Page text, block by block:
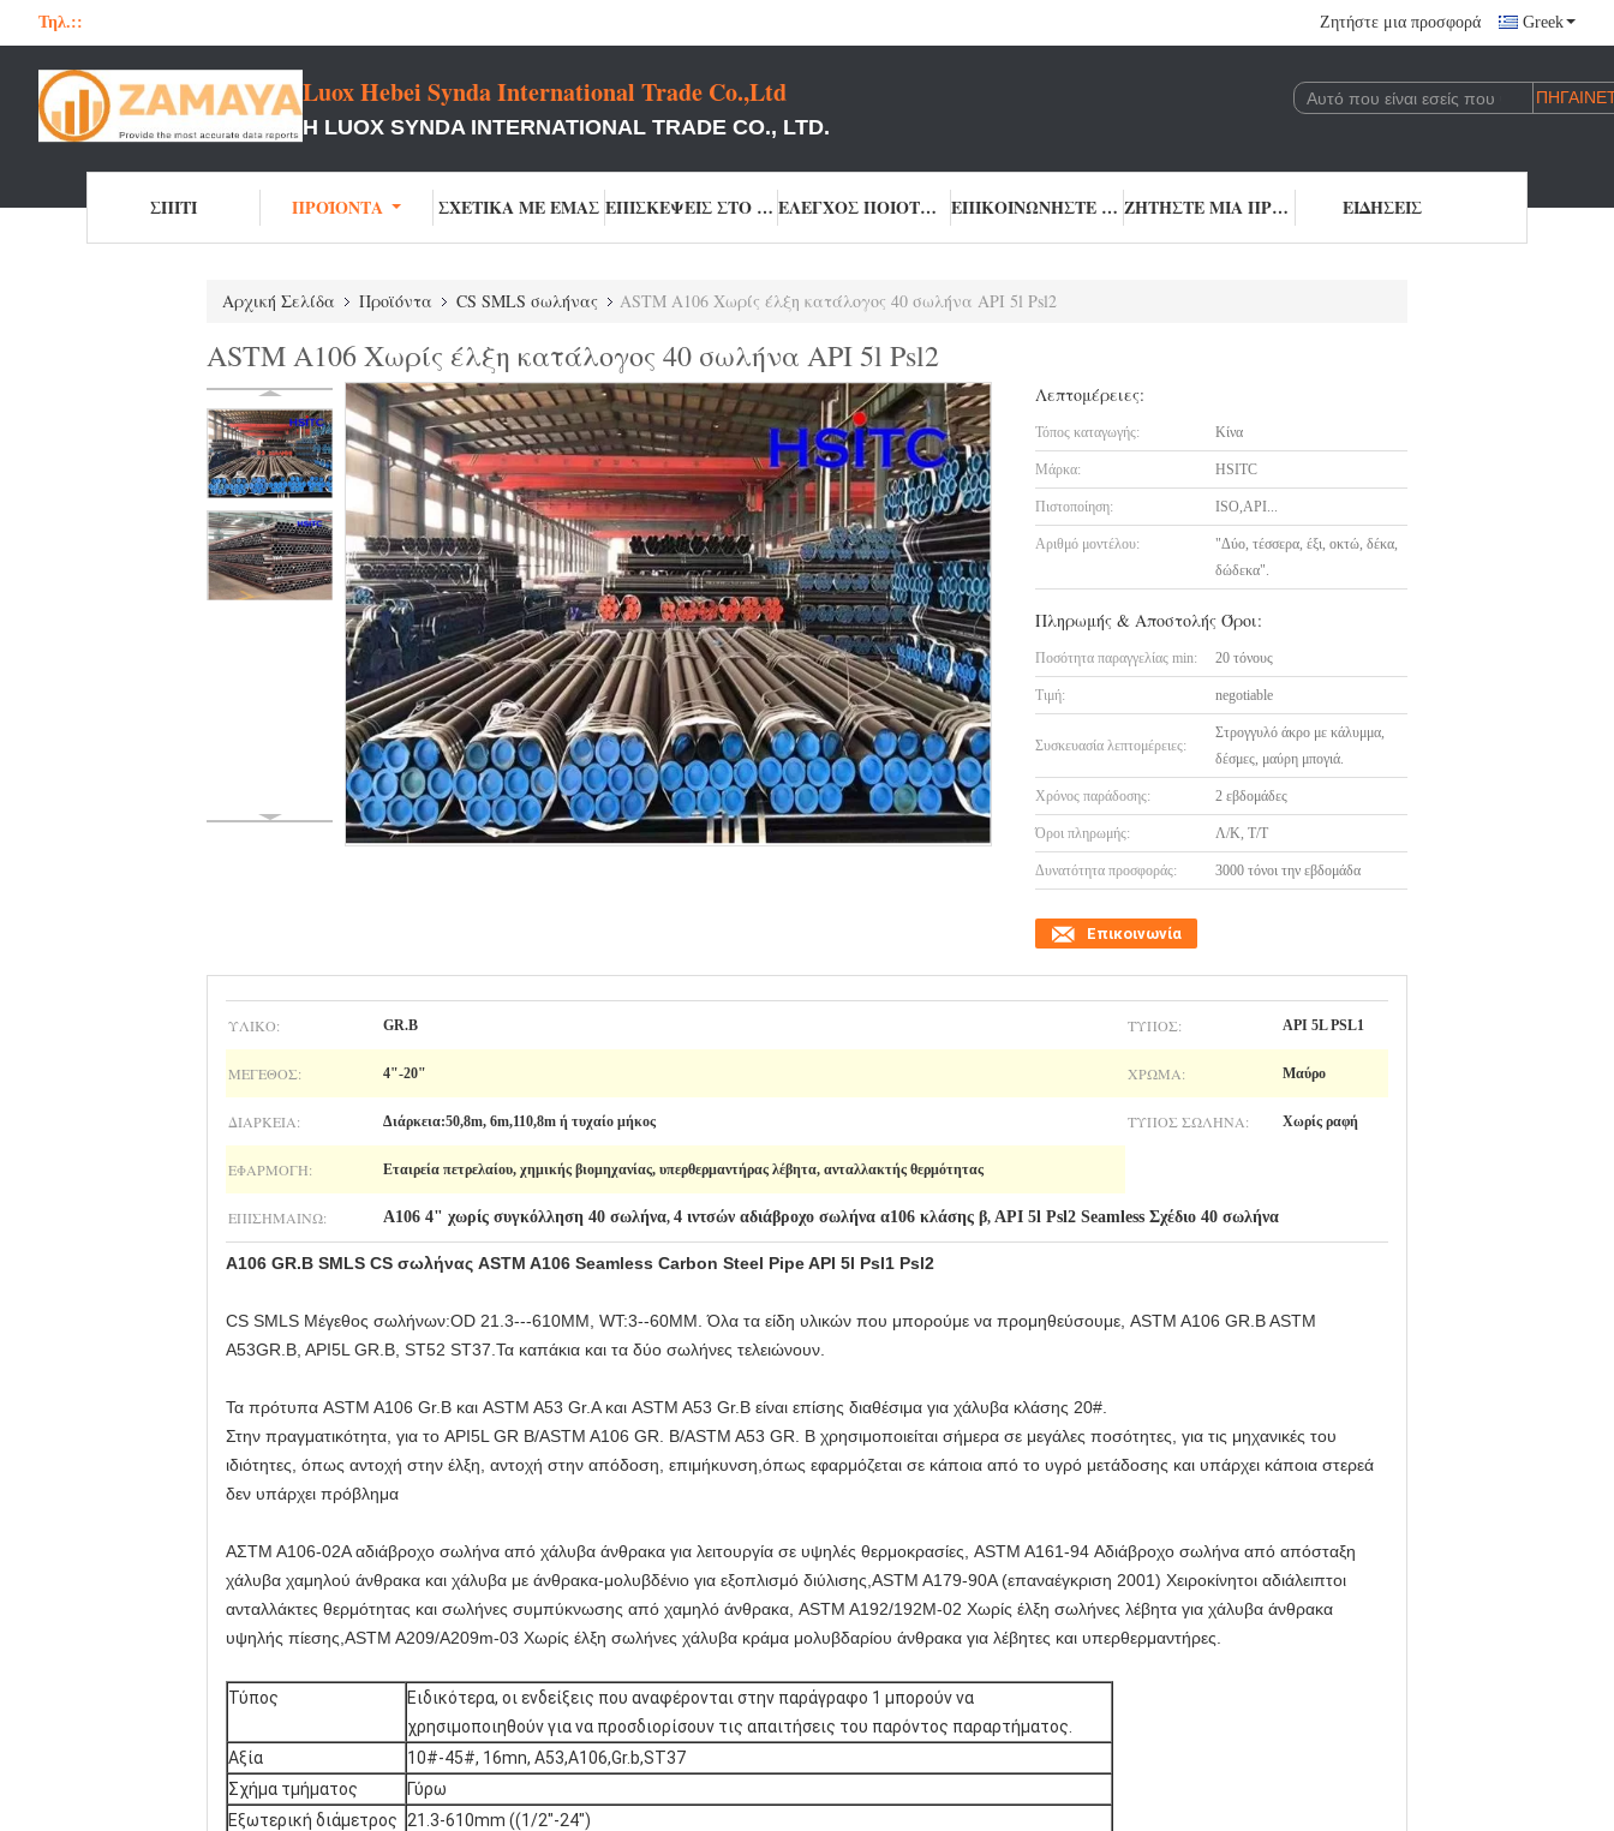
Τηλ.:: Ζητήστε μια προσφορά Greek
Luox Hebei Synda International Trade Co.,Ltd
Η LUOX SYNDA INTERNATIONAL TRADE CO., LTD.
ΣΠΊΤΙ ΠΡΟΪΌΝΤΑ ΣΧΕΤΙΚΆ ΜΕ ΕΜΆΣ ΕΠΙΣΚΈΨΕΙΣ ΣΤΟ ΕΡΓΟΣΤΆΣΙΟ ΈΛΕΓΧΟΣ ΠΟΙΌΤΗΤΑΣ ΕΠΙΚΟΙΝΩΝΉΣΤΕ ΜΑΖΊ ΜΑΣ ΖΗΤΉΣΤΕ ΜΙΑ ΠΡΟΣΦΟΡΆ ΕΙΔΉΣΕΙΣ
Αρχική Σελίδα Προϊόντα CS SMLS σωλήνας ASTM A106 Χωρίς έλξη κατάλογος 40 σωλήνα API 5l Psl2
ASTM A106 Χωρίς έλξη κατάλογος 40 σωλήνα API 5l Psl2
Λεπτομέρειες:
Τόπος καταγωγής: Κίνα
Μάρκα: HSITC
Πιστοποίηση: ISO,API...
Αριθμό μοντέλου:
"Δύο, τέσσερα, έξι, οκτώ, δέκα,
δώδεκα".
Πληρωμής & Αποστολής Όροι:
Ποσότητα παραγγελίας min: 20 τόνους
Τιμή: negotiable
Συσκευασία λεπτομέρειες:
Στρογγυλό άκρο με κάλυμμα,
δέσμες, μαύρη μπογιά.
Χρόνος παράδοσης: 2 εβδομάδες
Όροι πληρωμής: Λ/Κ, Τ/Τ
Δυνατότητα προσφοράς: 3000 τόνοι την εβδομάδα
Επικοινωνία
ΥΛΙΚΌ: GR.B ΤΎΠΟΣ: API 5L PSL1
ΜΈΓΕΘΟΣ: 4"-20" ΧΡΏΜΑ: Μαύρο
ΔΙΆΡΚΕΙΑ: Διάρκεια:50,8m, 6m,110,8m ή τυχαίο μήκος ΤΎΠΟΣ ΣΩΛΉΝΑ: Χωρίς ραφή
ΕΦΑΡΜΟΓΉ: Εταιρεία πετρελαίου, χημικής βιομηχανίας, υπερθερμαντήρας λέβητα, ανταλλακτής θερμότητας
ΕΠΙΣΗΜΑΊΝΩ: Α106 4" χωρίς συγκόλληση 40 σωλήνα, 4 ιντσών αδιάβροχο σωλήνα α106 κλάσης β, API 5l Psl2 Seamless Σχέδιο 40 σωλήνα
Α106 GR.B SMLS CS σωλήνας ASTM A106 Seamless Carbon Steel Pipe API 5l Psl1 Psl2
CS SMLS Μέγεθος σωλήνων:OD 21.3---610MM, WT:3--60MM. Όλα τα είδη υλικών που μπορούμε να προμηθεύσουμε, ASTM A106 GR.B ASTM
A53GR.B, API5L GR.B, ST52 ST37.Τα καπάκια και τα δύο σωλήνες τελειώνουν.
Τα πρότυπα ASTM A106 Gr.B και ASTM A53 Gr.A και ASTM A53 Gr.B είναι επίσης διαθέσιμα για χάλυβα κλάσης 20#.
Στην πραγματικότητα, για το API5L GR B/ASTM A106 GR. B/ASTM A53 GR. B χρησιμοποιείται σήμερα σε μεγάλες ποσότητες, για τις μηχανικές του
ιδιότητες, όπως αντοχή στην έλξη, αντοχή στην απόδοση, επιμήκυνση,όπως εφαρμόζεται σε κάποια από το υγρό μετάδοσης και υπάρχει κάποια στερεά
δεν υπάρχει πρόβλημα
ΑΣTM A106-02Α αδιάβροχο σωλήνα από χάλυβα άνθρακα για λειτουργία σε υψηλές θερμοκρασίες, ASTM A161-94 Αδιάβροχο σωλήνα από απόσταξη
χάλυβα χαμηλού άνθρακα και χάλυβα με άνθρακα-μολυβδένιο για εξοπλισμό διύλισης,ASTM A179-90A (επαναέγκριση 2001) Χειροκίνητοι αδιάλειπτοι
ανταλλάκτες θερμότητας και σωλήνες συμπύκνωσης από χαμηλό άνθρακα, ASTM A192/192M-02 Χωρίς έλξη σωλήνες λέβητα για χάλυβα άνθρακα
υψηλής πίεσης,ASTM A209/A209m-03 Χωρίς έλξη σωλήνες χάλυβα κράμα μολυβδαρίου άνθρακα για λέβητες και υπερθερμαντήρες.
Τύπος
Ειδικότερα, οι ενδείξεις που αναφέρονται στην παράγραφο 1 μπορούν να
χρησιμοποιηθούν για να προσδιορίσουν τις απαιτήσεις του παρόντος παραρτήματος.
Αξία
10#-45#, 16mn, A53,A106,Gr.b,ST37
Σχήμα τμήματος
Γύρω
Εξωτερική διάμετρος
21.3-610mm ((1/2"-24")